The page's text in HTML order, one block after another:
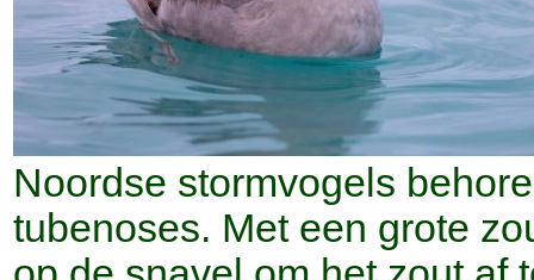
Noordse stormvogels
tubenoses. Met een grote